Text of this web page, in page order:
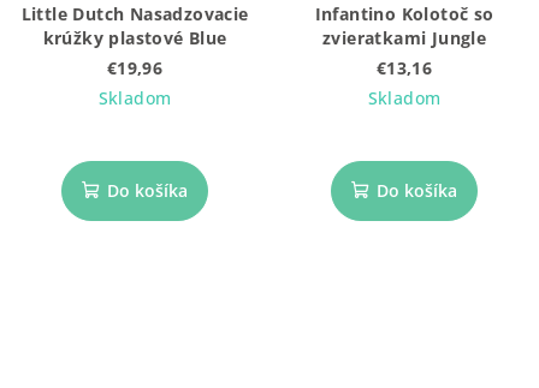
Little Dutch Nasadzovacie
krúžky plastové Blue
€19,96
Skladom
Do košíka
Infantino Kolotoč so
zvieratkami Jungle
€13,16
Skladom
Do košíka